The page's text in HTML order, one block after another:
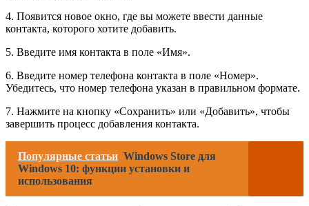
4. Появится новое окно, где вы можете ввести данные
контакта, которого хотите добавить.
5. Введите имя контакта в поле «Имя».
6. Введите номер телефона контакта в поле «Номер».
Убедитесь, что номер телефона указан в правильном формате.
7. Нажмите на кнопку «Сохранить» или «Добавить», чтобы
завершить процесс добавления контакта.
Популярные статьи Windows Store для
Windows 10: функции установки и
использования